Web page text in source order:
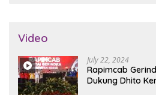
Video
July 22, 2024
Rapimcab
Dukung Dhito